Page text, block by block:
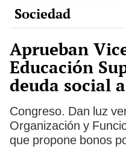
Sociedad
Aprueban
Educación
deuda social
Congreso. Dan luz
Organización y
que propone bonos